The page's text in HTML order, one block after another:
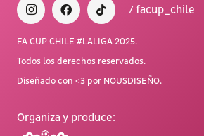
/ facup_chile
FA CUP CHILE #LALIGA 2025.
Todos los derechos reservados.
Diseñado con <3 por NOUSDISEÑO.
Organiza y produce: